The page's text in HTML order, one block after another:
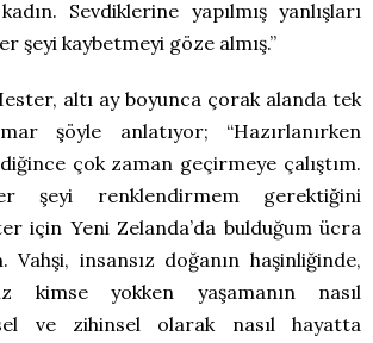
Sevdiklerine yapılmış yanlışları
şeyi kaybetmeyi göze almış.”
altı ay boyunca çorak alanda tek
şöyle anlatıyor; “Hazırlanırken
çok zaman geçirmeye çalıştım.
şeyi renklendirmem gerektiğini
için Yeni Zelanda’da bulduğum ücra
insansız doğanın haşinliğinde,
kimse yokken yaşamanın nasıl
ve zihinsel olarak nasıl hayatta